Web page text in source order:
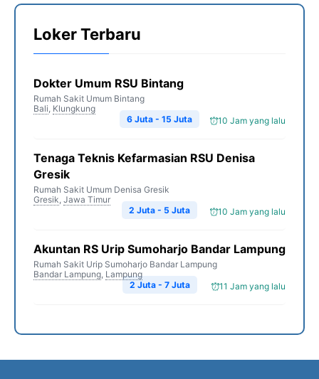
Loker Terbaru
Dokter Umum RSU Bintang
Rumah Sakit Umum Bintang
Bali, Klungkung
10 Jam yang lalu
6 Juta - 15 Juta
Tenaga Teknis Kefarmasian RSU Denisa
Gresik
Rumah Sakit Umum Denisa Gresik
Gresik, Jawa Timur
10 Jam yang lalu
2 Juta - 5 Juta
Akuntan RS Urip Sumoharjo Bandar Lampung
Rumah Sakit Urip Sumoharjo Bandar Lampung
Bandar Lampung, Lampung
11 Jam yang lalu
2 Juta - 7 Juta